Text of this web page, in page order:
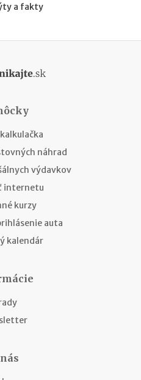
a fakty
náhrad
výdavkov
internetu
kurzy
auta
kalendár